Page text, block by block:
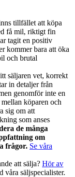
tillfället att köpa
få mil, riktigt fin
tagit en positiv
kommer bara att öka
och brutal
säljaren vet, korrekt
in detaljer från
genomför inte en
köparen och
sig om att
som anses
de många
om
frågor. Se våra
att sälja? Hör av
våra säljspecialister.